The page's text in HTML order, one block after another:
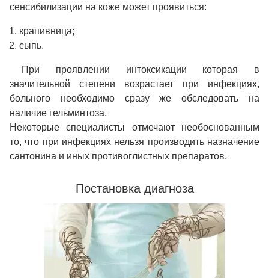
сенсибилизации на коже может проявиться:
крапивница;
сыпь.
При проявлении интоксикации которая в
значительной степени возрастает при инфекциях,
больного необходимо сразу же обследовать на
наличие гельминтоза.
Некоторые специалисты отмечают необоснованным
то, что при инфекциях нельзя производить назначение
сантонина и иных противоглистных препаратов.
Постановка диагноза